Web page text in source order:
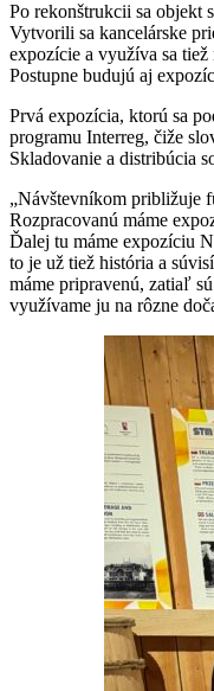
Po rekonštrukcii sa objekt
Vytvorili sa kancelárske
expozície a využíva sa
Postupne budujú aj
Prvá expozícia, ktorú sa
programu Interreg, čiže
Skladovanie a distribúcia
„Návštevníkom približuje
Rozpracovanú máme
Ďalej tu máme expozíciu
to je už tiež história a
máme pripravenú, zatiaľ
využívame ju na rôzne